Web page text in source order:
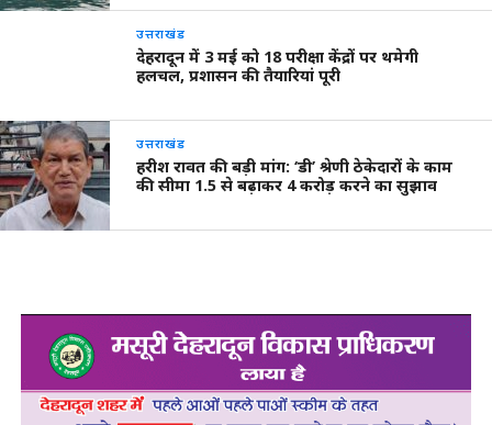
उत्तराखंड
देहरादून में 3 मई को 18 परीक्षा केंद्रों पर थमेगी
हलचल, प्रशासन की तैयारियां पूरी
उत्तराखंड
हरीश रावत की बड़ी मांग: ‘डी’ श्रेणी ठेकेदारों के काम
की सीमा 1.5 से बढ़ाकर 4 करोड़ करने का सुझाव